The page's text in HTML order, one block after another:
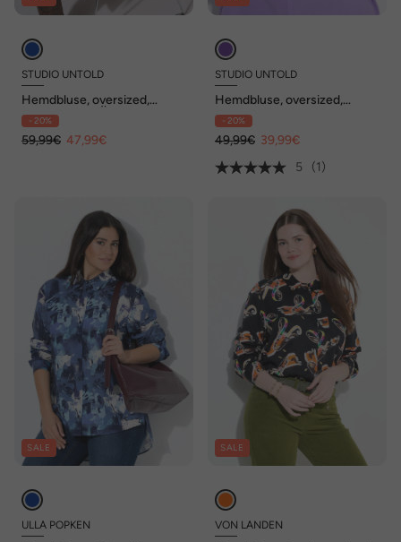
STUDIO UNTOLD
Hemdbluse, oversized,
Denim-Optik, Ärmel raffbar
- 20%
59,99€ 47,99€
STUDIO UNTOLD
Hemdbluse, oversized,
Schmuckknöpfe
- 20%
49,99€ 39,99€
5
(1)
SALE
ULLA POPKEN
SALE
VON LANDEN